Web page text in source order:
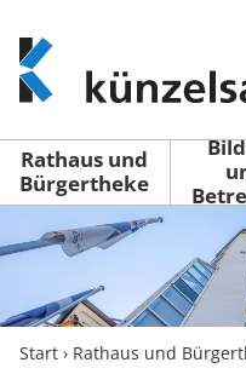
www.kuenzelsau.de
(zur
Startseite)
Rathaus und
Bürgertheke
Start › Rathaus und